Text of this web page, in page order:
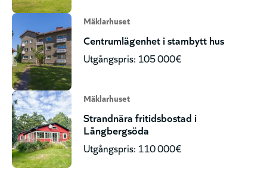
Mäklarhuset
Centrumlägenhet i stambytt hus
Utgångspris: 105 000€
Mäklarhuset
Strandnära fritidsbostad i
Långbergsöda
Utgångspris: 110 000€